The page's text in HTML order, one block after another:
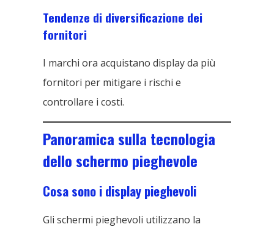
Tendenze di diversificazione dei
fornitori
I marchi ora acquistano display da più
fornitori per mitigare i rischi e
controllare i costi.
Panoramica sulla tecnologia
dello schermo pieghevole
Cosa sono i display pieghevoli
Gli schermi pieghevoli utilizzano la